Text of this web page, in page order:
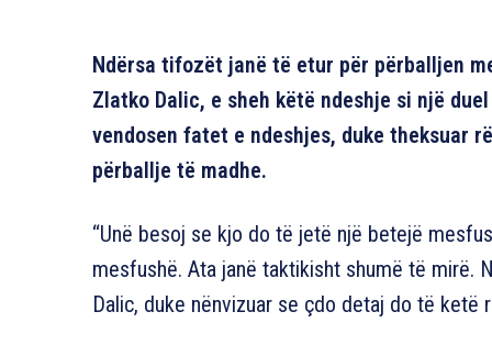
Ndërsa tifozët janë të etur për përballjen
Zlatko Dalic, e sheh këtë ndeshje si një
vendosen fatet e ndeshjes, duke theksuar
përballje të madhe.
“Unë besoj se kjo do të jetë një betejë
mesfushë. Ata janë taktikisht shumë të mirë.
Dalic, duke nënvizuar se çdo detaj do të